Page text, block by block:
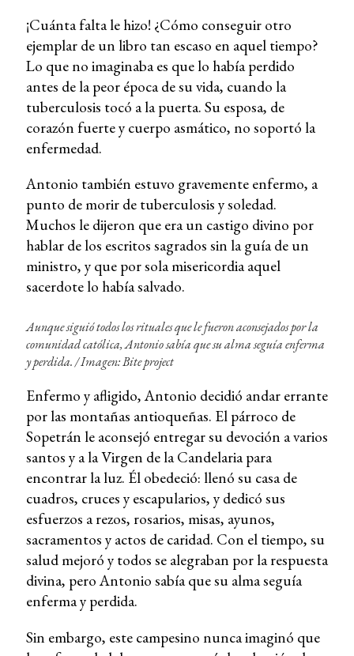
¡Cuánta falta le hizo! ¿Cómo conseguir otro
ejemplar de un libro tan escaso en aquel tiempo?
Lo que no imaginaba es que lo había perdido
antes de la peor época de su vida, cuando la
tuberculosis tocó a la puerta. Su esposa, de
corazón fuerte y cuerpo asmático, no soportó la
enfermedad.
Antonio también estuvo gravemente enfermo, a
punto de morir de tuberculosis y soledad.
Muchos le dijeron que era un castigo divino por
hablar de los escritos sagrados sin la guía de un
ministro, y que por sola misericordia aquel
sacerdote lo había salvado.
Aunque siguió todos los rituales que le fueron aconsejados por la
comunidad católica, Antonio sabía que su alma seguía enferma
y perdida. /Imagen: Bite project
Enfermo y afligido, Antonio decidió andar errante
por las montañas antioqueñas. El párroco de
Sopetrán le aconsejó entregar su devoción a varios
santos y a la Virgen de la Candelaria para
encontrar la luz. Él obedeció: llenó su casa de
cuadros, cruces y escapularios, y dedicó sus
esfuerzos a rezos, rosarios, misas, ayunos,
sacramentos y actos de caridad. Con el tiempo, su
salud mejoró y todos se alegraban por la respuesta
divina, pero Antonio sabía que su alma seguía
enferma y perdida.
Sin embargo, este campesino nunca imaginó que